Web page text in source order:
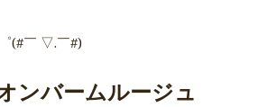
(#￣ ▽.￣#)
バームルージュ